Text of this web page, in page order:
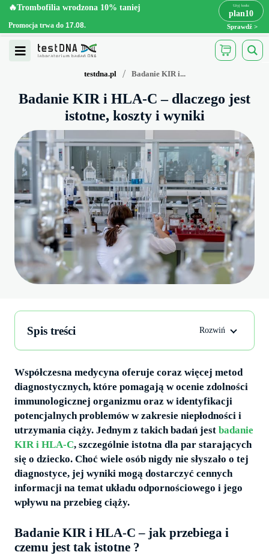
Skip
content
🔥Trombofilia wrodzona 10% taniej
Promocja trwa do 17.08.
plan10
Sprawdź
🔥Trombofilia wrodzona 10% taniej
plan10 x
Open
testdna.pl / Badanie KIR i...
Badanie KIR i HLA-C – dlaczego jest
istotne, koszty i wyniki
Współczesna medycyna oferuje coraz więcej metod
diagnostycznych, które pomagają w ocenie zdolności
immunologicznej organizmu oraz w identyfikacji
potencjalnych problemów w zakresie niepłodności i
utrzymania ciąży. Jednym z takich badań jest badanie
KIR i HLA-C, szczególnie istotna dla par starających
się o dziecko. Choć wiele osób nigdy nie słyszało o tej
diagnostyce, jej wyniki mogą dostarczyć cennych
informacji na temat układu odpornościowego i jego
wpływu na przebieg ciąży.
Badanie KIR i HLA-C – jak przebiega i
czemu jest tak istotne ?
Spis treści